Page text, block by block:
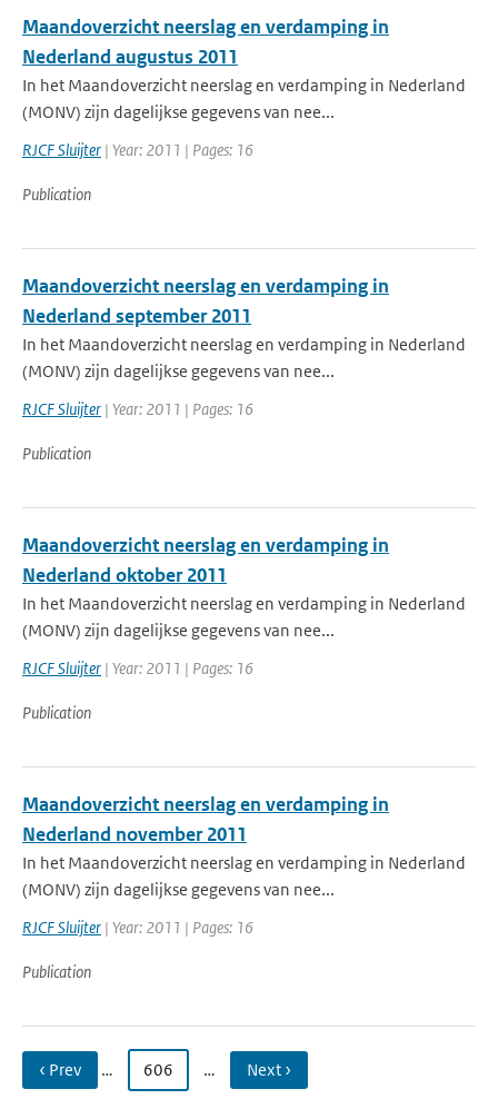
Maandoverzicht neerslag en verdamping in
Nederland augustus 2011
In het Maandoverzicht neerslag en verdamping in Nederland
(MONV) zijn dagelijkse gegevens van nee...
RJCF Sluijter | Year: 2011 | Pages: 16
Publication
Maandoverzicht neerslag en verdamping in
Nederland september 2011
In het Maandoverzicht neerslag en verdamping in Nederland
(MONV) zijn dagelijkse gegevens van nee...
RJCF Sluijter | Year: 2011 | Pages: 16
Publication
Maandoverzicht neerslag en verdamping in
Nederland oktober 2011
In het Maandoverzicht neerslag en verdamping in Nederland
(MONV) zijn dagelijkse gegevens van nee...
RJCF Sluijter | Year: 2011 | Pages: 16
Publication
Maandoverzicht neerslag en verdamping in
Nederland november 2011
In het Maandoverzicht neerslag en verdamping in Nederland
(MONV) zijn dagelijkse gegevens van nee...
RJCF Sluijter | Year: 2011 | Pages: 16
Publication
‹ Prev … 606 … Next ›